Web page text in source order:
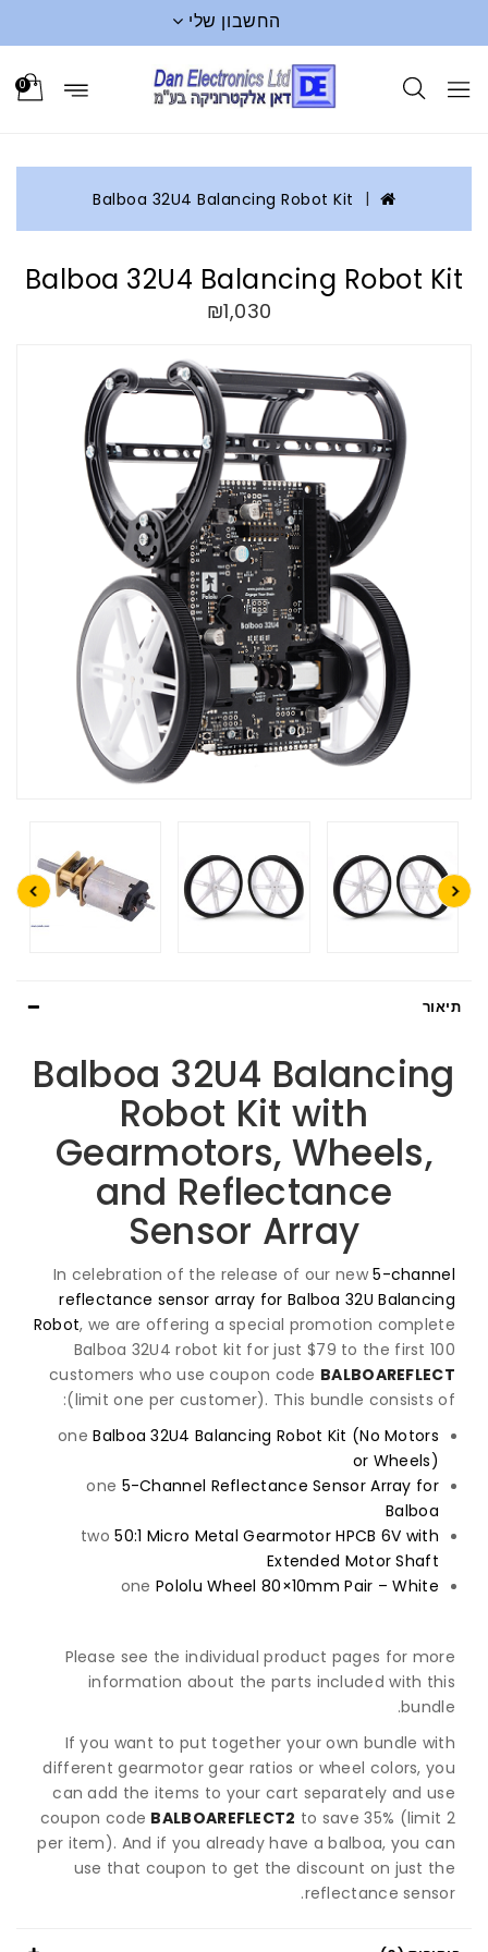
החשבון שלי
0
Balboa 32U4 Balancing Robot Kit
Balboa 32U4 Balancing Robot Kit
₪1,030
תיאור
Balboa 32U4 Balancing
Robot Kit with
Gearmotors, Wheels,
and Reflectance
Sensor Array
In celebration of the release of our new5-channel
reflectance sensor array for Balboa 32U Balancing
Robot, we are offering a special promotion complete
Balboa 32U4 robot kit for just $79 to the first 100
customers who use coupon code BALBOAREFLECT
(limit one per customer). This bundle consists of:
oneBalboa 32U4 Balancing Robot Kit (No Motors
or Wheels)
one 5-Channel Reflectance Sensor Array for
Balboa
two50:1 Micro Metal Gearmotor HPCB 6V with
Extended Motor Shaft
onePololu Wheel 80×10mm Pair – White
Please see the individual product pages for more
information about the parts included with this
bundle.
If you want to put together your own bundle with
different gearmotor gear ratios or wheel colors, you
can add the items to your cart separately and use
coupon code BALBOAREFLECT2 to save 35% (limit 2
per item). And if you already have a balboa, you can
use that coupon to get the discount on just the
reflectance sensor.